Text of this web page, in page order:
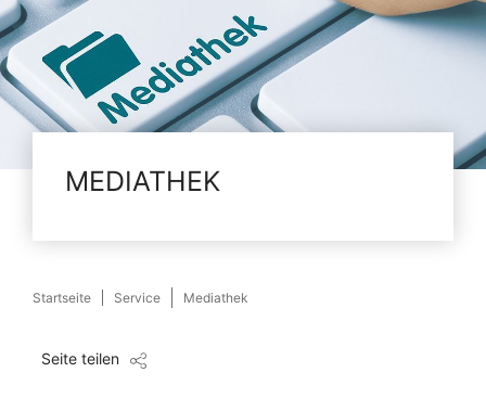
MEDIATHEK
Startseite Service Mediathek
Seite teilen